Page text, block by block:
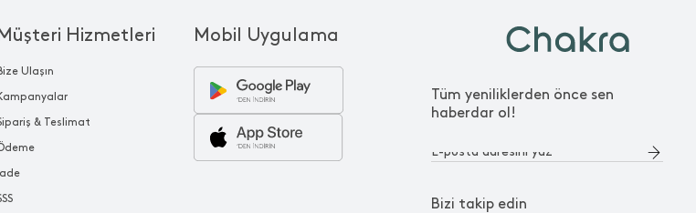
Tüm yeniliklerden önce sen
haberdar ol!
Bizi takip edin
Müşteri Hizmetleri
Ulaşın
& Teslimat
İade
Mobil Uygulama